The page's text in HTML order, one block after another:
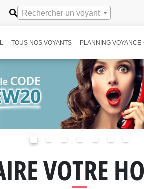
Rechercher un voyant
TOUS NOS VOYANTS PLANNING VOYANCE
VOTRE